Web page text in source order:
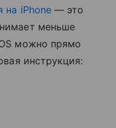
на iPhone— это
меньше
можно прямо
инструкция: